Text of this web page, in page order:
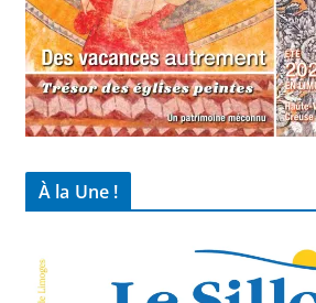
À la Une !